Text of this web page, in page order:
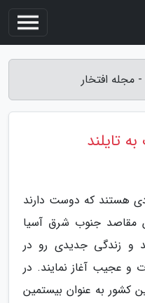
- مجله افتخار
تایلند
هستند که دوست دارند
مقاصد جنوب شرق آسیا
و زندگی جدیدی رو در
و عجیب آغاز نمایند. در
کشور به عنوان بیستمین